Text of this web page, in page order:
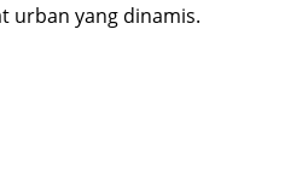
urban yang dinamis.